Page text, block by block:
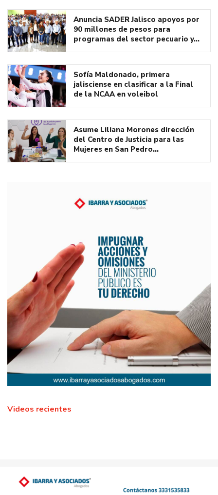
Anuncia SADER Jalisco apoyos por
90 millones de pesos para
programas del sector pecuario y…
Sofía Maldonado, primera
jalisciense en clasificar a la Final
de la NCAA en voleibol
Asume Liliana Morones dirección
del Centro de Justicia para las
Mujeres en San Pedro…
Videos recientes